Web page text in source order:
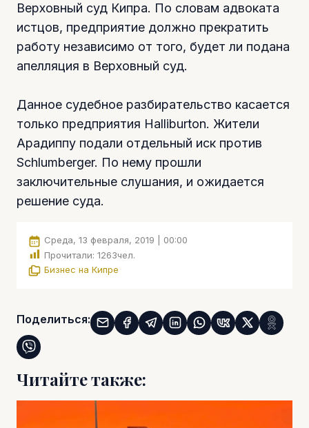
Верховный суд Кипра. По словам адвоката
истцов, предприятие должно прекратить
работу независимо от того, будет ли подана
апелляция в Верховный суд.
Данное судебное разбирательство касается
только предприятия Halliburton. Жители
Арадиппу подали отдельный иск против
Schlumberger. По нему прошли
заключительные слушания, и ожидается
решение суда.
Среда, 13 февраля, 2019 | 00:00
Прочитали: 1263чел.
Бизнес на Кипре
Поделиться:
Читайте также: